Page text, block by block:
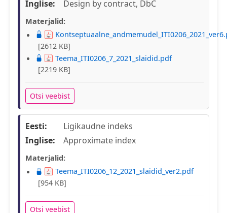
Inglise:
Design by contract, DbC
Materjalid:
[2612 KB]
Teema_ITI0206_7_2021_slaidid.pdf
[2219 KB]
Otsi veebist
Eesti:
Ligikaudne indeks
Inglise:
Approximate index
Materjalid:
Teema_ITI0206_12_2021_slaidid_ver2.pdf
[954 KB]
Otsi veebist